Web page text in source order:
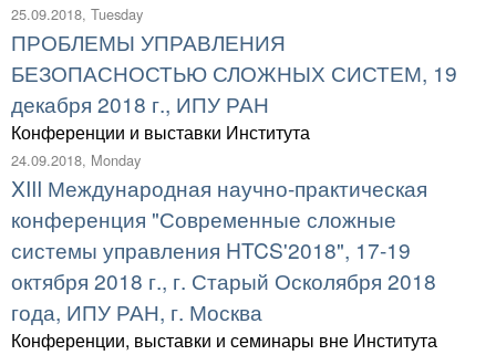
25.09.2018, Tuesday
ПРОБЛЕМЫ УПРАВЛЕНИЯ
БЕЗОПАСНОСТЬЮ СЛОЖНЫХ СИСТЕМ, 19
декабря 2018 г., ИПУ РАН
Конференции и выставки Института
24.09.2018, Monday
XIII Международная научно-практическая
конференция "Современные сложные
системы управления HTCS'2018", 17-19
октября 2018 г., г. Старый Осколября 2018
года, ИПУ РАН, г. Москва
Конференции, выставки и семинары вне Института